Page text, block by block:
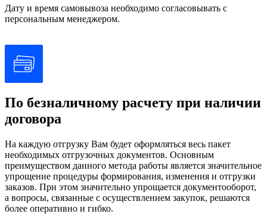
Дату и время самовывоза необходимо согласовывать с
персональным менеджером.
По безналичному расчету при наличии
договора
На каждую отгрузку Вам будет оформляться весь пакет
необходимых отгрузочных документов. Основным
преимуществом данного метода работы является значительное
упрощение процедуры формирования, изменения и отгрузки
заказов. При этом значительно упрощается документооборот,
а вопросы, связанные с осуществлением закупок, решаются
более оперативно и гибко.